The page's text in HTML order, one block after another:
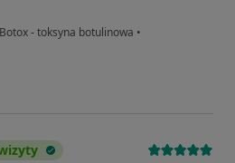
Botox - toksyna botulinowa •